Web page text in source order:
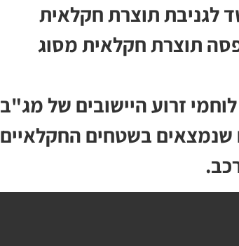
לגניבת תוצרת חקלאית
תוצרת חקלאית מסוג
זרוע היישובים של מג"ב
שנמצאים בשטחים החקלאיים